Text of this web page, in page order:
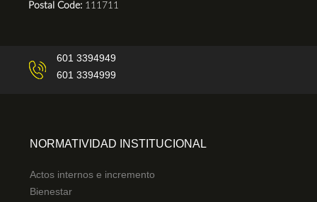
Postal Code: 111711
601 3394949
601 3394999
NORMATIVIDAD INSTITUCIONAL
Actos internos e incremento
Bienestar